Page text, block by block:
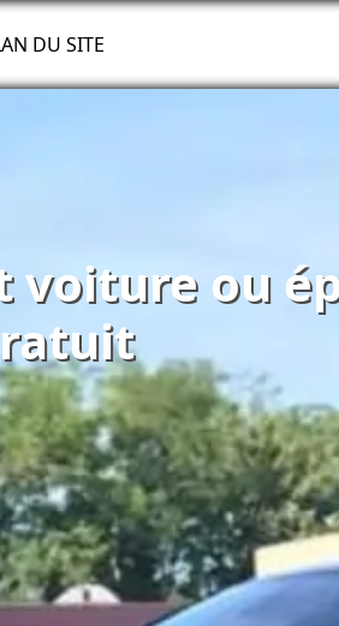
DU SITE
voiture ou